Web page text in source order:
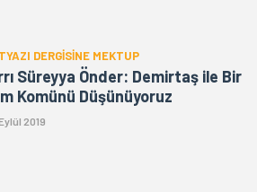
DERGİSİNE MEKTUP
Süreyya Önder: Demirtaş ile Bir
Komünü Düşünüyoruz
2019